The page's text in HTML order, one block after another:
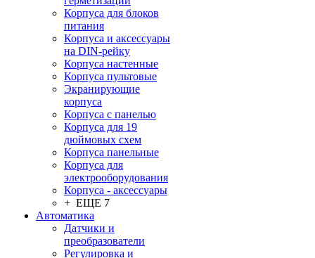
Корпуса для блоков
питания
Корпуса и аксессуары
на DIN-рейку
Корпуса настенные
Корпуса пультовые
Экранирующие
корпуса
Корпуса с панелью
Корпуса для 19
дюймовых схем
Корпуса панельные
Корпуса для
электрооборудования
Корпуса - аксессуары
+ ЕЩЕ 7
Автоматика
Датчики и
преобразователи
Регулировка и